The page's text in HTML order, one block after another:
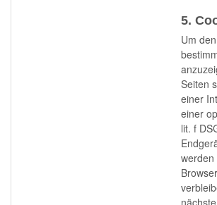
5.
Um
Seiten
einer
einer
lit. f
werden